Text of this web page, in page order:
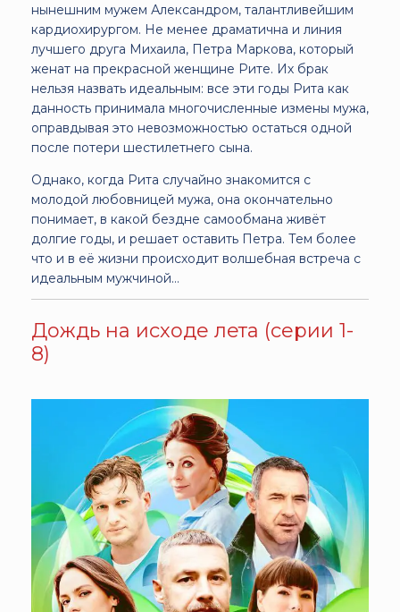
нынешним мужем Александром, талантливейшим
кардиохирургом. Не менее драматична и линия
лучшего друга Михаила, Петра Маркова, который
женат на прекрасной женщине Рите. Их брак
нельзя назвать идеальным: все эти годы Рита как
данность принимала многочисленные измены мужа,
оправдывая это невозможностью остаться одной
после потери шестилетнего сына.
Однако, когда Рита случайно знакомится с
молодой любовницей мужа, она окончательно
понимает, в какой бездне самообмана живёт
долгие годы, и решает оставить Петра. Тем более
что и в её жизни происходит волшебная встреча с
идеальным мужчиной…
Дождь на исходе лета (серии 1-
8)